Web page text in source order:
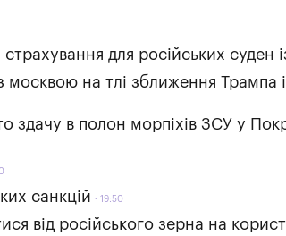
для російських суден
москвою на тлі зближення Трампа і
здачу в полон морпіхів ЗСУ у
санкцій 19:50
від російського зерна на